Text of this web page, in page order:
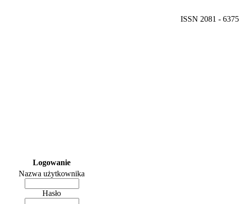
ISSN 2081 - 6375
Logowanie
Nazwa użytkownika
Hasło